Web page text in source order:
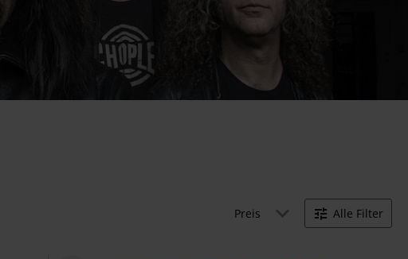
Preis Alle Filter